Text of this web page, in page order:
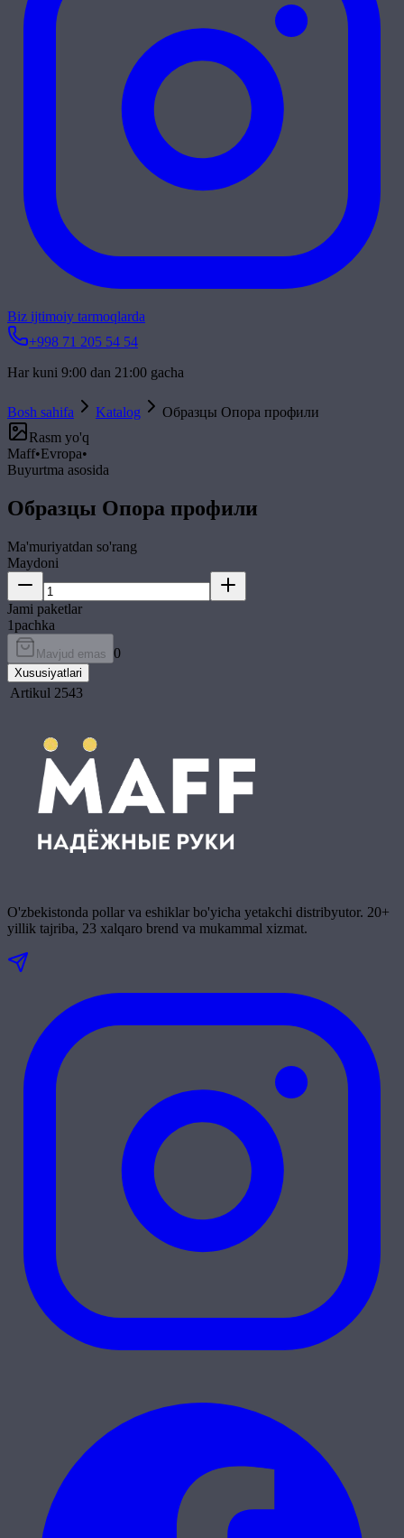
Biz ijtimoiy tarmoqlarda
+998 71 205 54 54
Har kuni 9:00 dan 21:00 gacha
Bosh sahifa Katalog
Образцы Опора профили
Rasm yo'q
Maff•Evropa•
Buyurtma asosida
Образцы Опора профили
Ma'muriyatdan so'rang
Maydoni
Jami paketlar
1pachka
Mavjud emas 0
Xususiyatlari
Artikul 2543
O'zbekistonda pollar va eshiklar bo'yicha yetakchi distribyutor. 20+
yillik tajriba, 23 xalqaro brend va mukammal xizmat.